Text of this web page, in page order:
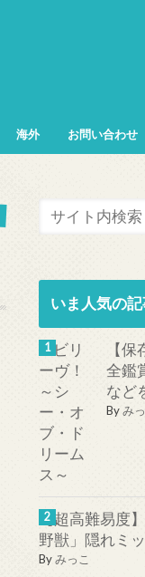
海外 お問い合わせ
いま人気の
【
全鑑
など
Byみ
【超高難易度
野獣」隠れミ
Byみっこ